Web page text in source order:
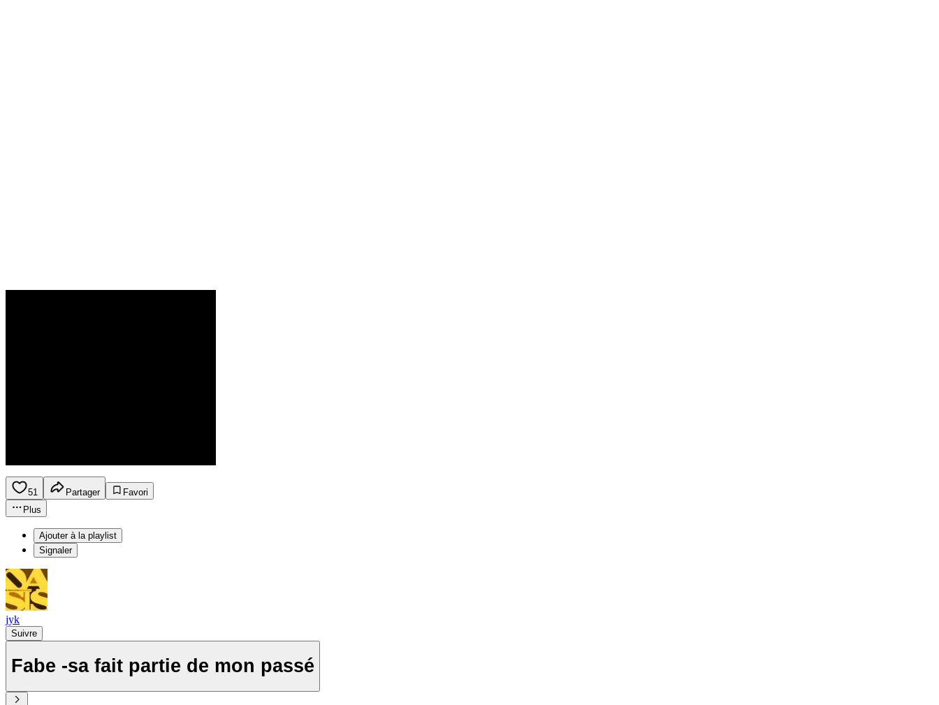
51 Partager
Favori
Plus
Ajouter à la playlist
Signaler
jyk
Suivre
Fabe -sa fait partie de mon passé